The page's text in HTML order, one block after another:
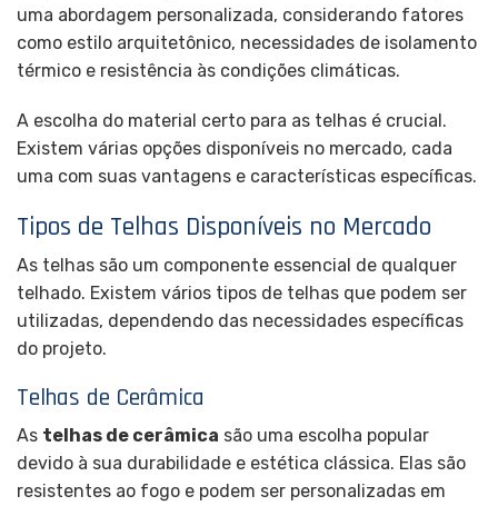
uma abordagem personalizada, considerando fatores
como estilo arquitetônico, necessidades de isolamento
térmico e resistência às condições climáticas.
A escolha do material certo para as telhas é crucial.
Existem várias opções disponíveis no mercado, cada
uma com suas vantagens e características específicas.
Tipos de Telhas Disponíveis no Mercado
As telhas são um componente essencial de qualquer
telhado. Existem vários tipos de telhas que podem ser
utilizadas, dependendo das necessidades específicas
do projeto.
Telhas de Cerâmica
As telhas de cerâmica são uma escolha popular
devido à sua durabilidade e estética clássica. Elas são
resistentes ao fogo e podem ser personalizadas em